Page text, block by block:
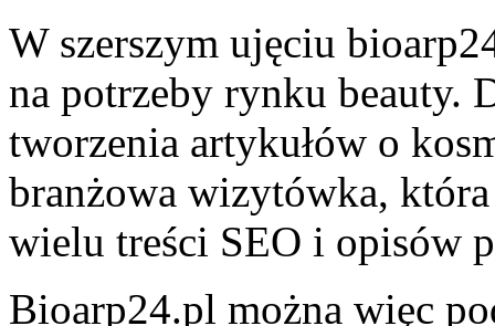
W szerszym ujęciu
na potrzeby rynku beauty.
tworzenia artykułów o
branżowa wizytówka,
wielu treści SEO i opisów
Bioarp24.pl można więc